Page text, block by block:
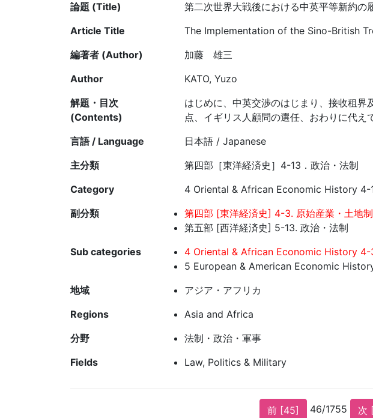
論題 (Title)
第二次世界大戦後における中英平等新約
Article Title
The Implementation of the Sino-British
編著者 (Author)
加藤 雄三
Author
KATO, Yuzo
解題・目次
(Contents)
はじめに、中英交渉のはじまり、接收租
点、イギリス人顧問の選任、おわりに代え
言語 / Language
日本語 / Japanese
主分類
第四部［東洋経済史］4-13．政治・法制
Category
4 Oriental & African Economic History 4-
副分類
第四部 [東洋経済史] 4-3. 原始産業・土地
第五部 [西洋経済史] 5-13. 政治・法制
Sub categories
4 Oriental & African Economic History
5 European & American Economic
地域
アジア・アフリカ
Regions
Asia and Africa
分野
法制・政治・軍事
Fields
Law, Politics & Military
前 [45] 46/1755 次